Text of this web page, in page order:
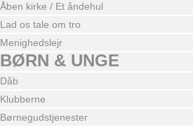
Åben kirke / Et åndehul
Lad os tale om tro
Menighedslejr
BØRN & UNGE
Dåb
Klubberne
Børnegudstjenester